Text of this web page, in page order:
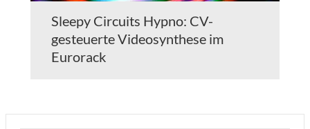
Sleepy Circuits Hypno: CV-
gesteuerte Videosynthese im
Eurorack